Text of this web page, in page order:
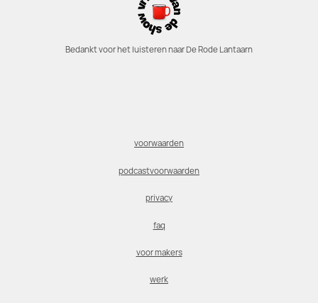
Bedankt voor het luisteren naar De Rode Lantaarn
voorwaarden
podcastvoorwaarden
privacy
faq
voor makers
werk